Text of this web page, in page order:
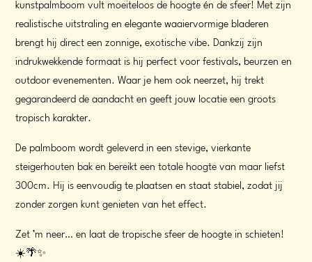
kunstpalmboom vult moeiteloos de hoogte én de sfeer! Met zijn
realistische uitstraling en elegante waaiervormige bladeren
brengt hij direct een zonnige, exotische vibe. Dankzij zijn
indrukwekkende formaat is hij perfect voor festivals, beurzen en
outdoor evenementen. Waar je hem ook neerzet, hij trekt
gegarandeerd de aandacht en geeft jouw locatie een groots
tropisch karakter.
De palmboom wordt geleverd in een stevige, vierkante
steigerhouten bak en bereikt een totale hoogte van maar liefst
300cm. Hij is eenvoudig te plaatsen en staat stabiel, zodat jij
zonder zorgen kunt genieten van het effect.
Zet ’m neer… en laat de tropische sfeer de hoogte in schieten!
☀️🌴✨